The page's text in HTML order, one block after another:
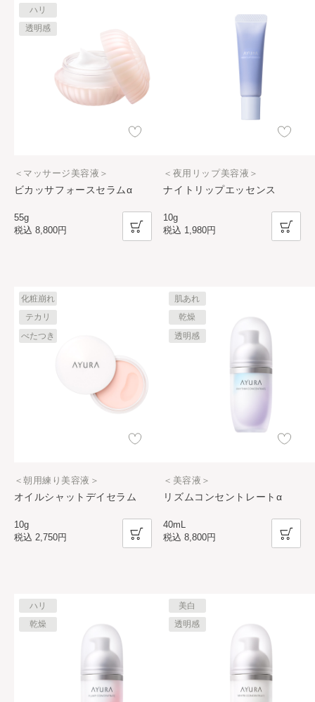
ビカッサフォースセラムα
ハリ
透明感
＜マッサージ美容液＞
55g
税込 8,800円
ナイトリップエッセンス
＜夜用リップ美容液＞
10g
税込 1,980円
オイルシャットデイセラム
化粧崩れ
テカリ
べたつき
＜朝用練り美容液＞
10g
税込 2,750円
リズムコンセントレートα
肌あれ
乾燥
透明感
＜美容液＞
40mL
税込8,800円
ハリ
乾燥
美白
透明感